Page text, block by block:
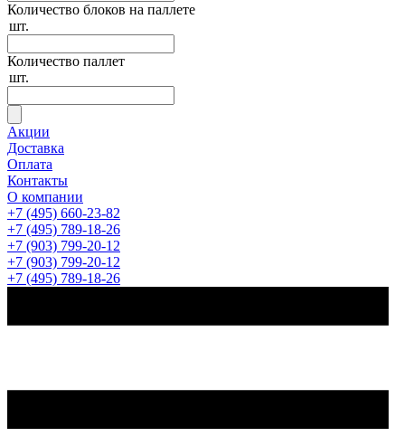
Количество блоков на паллете
шт.
Количество паллет
шт.
Акции
Доставка
Оплата
Контакты
О компании
+7 (495) 660-23-82
+7 (495) 789-18-26
+7 (903) 799-20-12
+7 (903) 799-20-12
+7 (495) 789-18-26